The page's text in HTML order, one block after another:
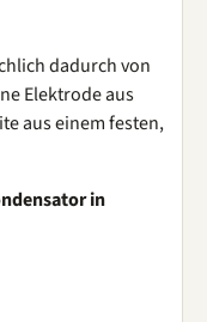
dadurch von
Elektrode aus
aus einem festen,
in